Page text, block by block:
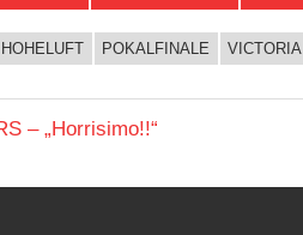
HOHELUFT POKALFINALE VICTORIA
– „Horrisimo!!“